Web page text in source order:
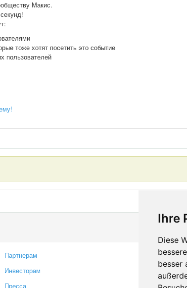
Ihre
Diese
besser
Макис.
тоже хотят посетить это событие
пользователей
Партнерам
Инвесторам
Пресса
Контакты
Оставить
Сообщить